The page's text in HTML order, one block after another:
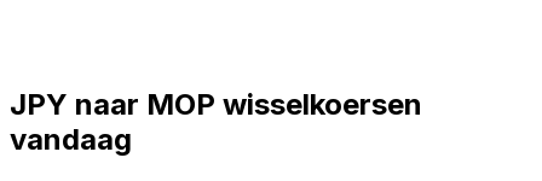
JPY naar MOP wisselkoersen
vandaag